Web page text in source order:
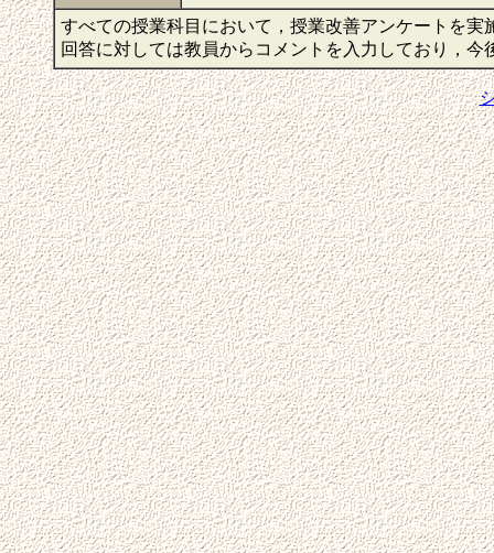
すべての授業科目において，授業改善アンケートを
回答に対しては教員からコメントを入力しており，